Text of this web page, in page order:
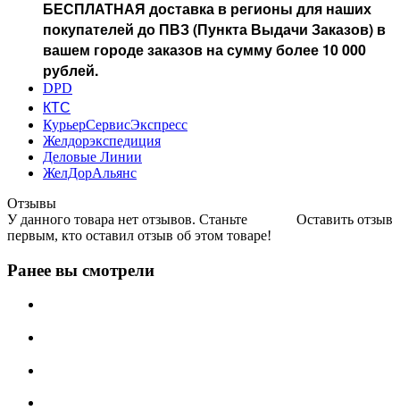
БЕСПЛАТНАЯ доставка в регионы для наших
покупателей до ПВЗ (Пункта Выдачи Заказов) в
вашем городе заказов на сумму более 10 000
рублей.
DPD
КТС
КурьерСервисЭкспресс
Желдорэкспедиция
Деловые Линии
ЖелДорАльянс
Отзывы
Оставить отзыв
У данного товара нет отзывов. Станьте
первым, кто оставил отзыв об этом товаре!
Ранее вы смотрели